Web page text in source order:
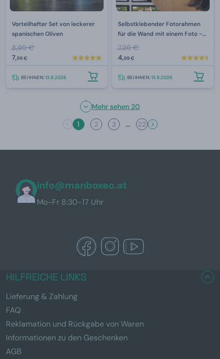
Vorteilhafter Set von leckerer
spanischen Oliven
8,99 €
7,99 €
BEI IHNEN:13.8.2026
Selbstklebender Fotorahmen
für die Wand mit einem Foto -
Schwarz
7,99 €
4,99 €
BEI IHNEN:13.8.2026
Mehr sehen 20
1
2 3 ... 22
info@manboxeo.at
Mo-Fr 8:30-17 Uhr
HILFREICHE LINKS
Lieferung & Zahlung
FAQ
Reklamation und Rückgabe von Waren
Informationen zu den Geschenken
AGB